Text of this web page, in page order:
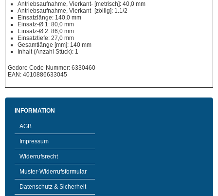
Antriebsaufnahme, Vierkant- [metrisch]: 40,0 mm
Antriebsaufnahme, Vierkant- [zöllig]: 1.1/2
Einsatzlänge: 140,0 mm
Einsatz-Ø 1: 80,0 mm
Einsatz-Ø 2: 86,0 mm
Einsatztiefe: 27,0 mm
Gesamtlänge [mm]: 140 mm
Inhalt (Anzahl Stück): 1
Gedore Code-Nummer: 6330460
EAN: 4010886633045
INFORMATION
AGB
Impressum
Widerrufsrecht
Muster-Widerrufsformular
Datenschutz & Sicherheit